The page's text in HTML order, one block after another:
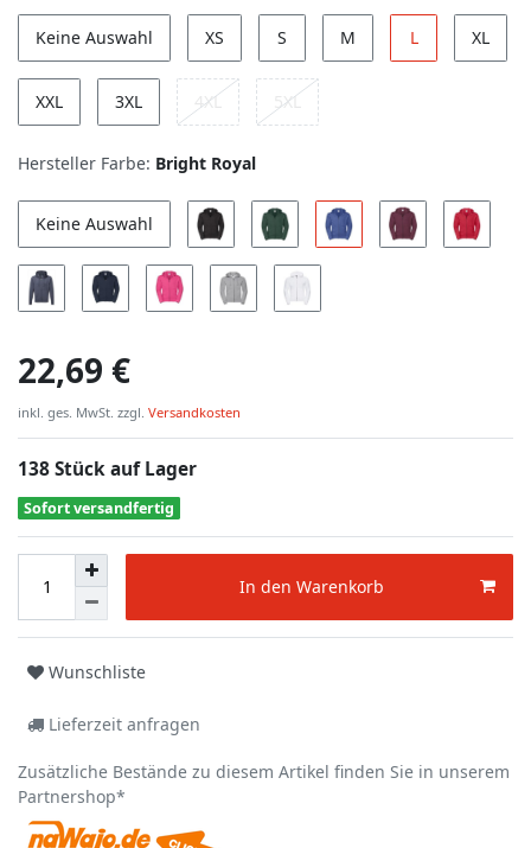
Keine Auswahl XS S M L XL
XXL 3XL 4XL 5XL
Hersteller Farbe: Bright Royal
Keine Auswahl
22,69 €
inkl. ges. MwSt. zzgl. Versandkosten
138 Stück auf Lager
Sofort versandfertig
In den Warenkorb
Wunschliste
Lieferzeit anfragen
Zusätzliche Bestände zu diesem Artikel finden Sie in unserem
Partnershop*